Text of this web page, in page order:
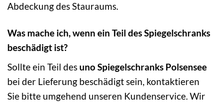
Abdeckung des Stauraums.
Was mache ich, wenn ein Teil des Spiegelschranks
beschädigt ist?
Sollte ein Teil des uno Spiegelschranks Polsensee
bei der Lieferung beschädigt sein, kontaktieren
Sie bitte umgehend unseren Kundenservice. Wir